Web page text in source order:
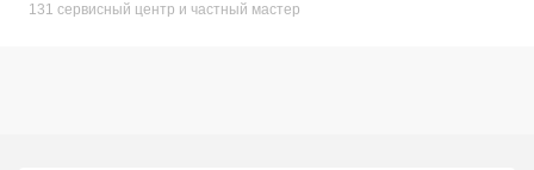
131 сервисный центр и частный мастер